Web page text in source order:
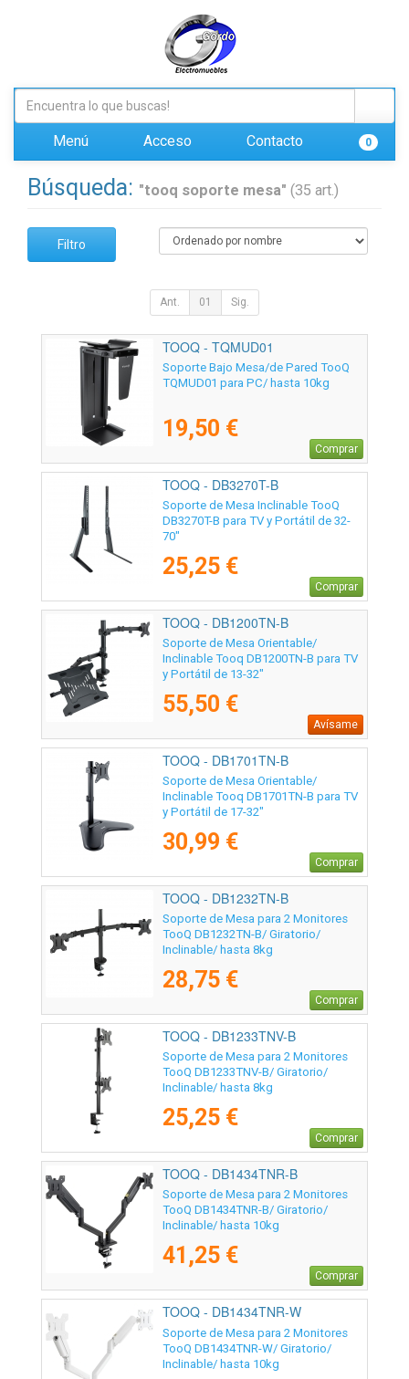
Menú Acceso Contacto 0
Búsqueda: "tooq soporte mesa" (35 art.)
Filtro
Ant. 01 Sig.
TOOQ - TQMUD01
Soporte Bajo Mesa/de Pared TooQ
TQMUD01 para PC/ hasta 10kg
19,50 €
Comprar
TOOQ - DB3270T-B
Soporte de Mesa Inclinable TooQ
DB3270T-B para TV y Portátil de 32-
70"
25,25 €
Comprar
TOOQ - DB1200TN-B
Soporte de Mesa Orientable/
Inclinable Tooq DB1200TN-B para TV
y Portátil de 13-32"
55,50 €
Avísame
TOOQ - DB1701TN-B
Soporte de Mesa Orientable/
Inclinable Tooq DB1701TN-B para TV
y Portátil de 17-32"
30,99 €
Comprar
TOOQ - DB1232TN-B
Soporte de Mesa para 2 Monitores
TooQ DB1232TN-B/ Giratorio/
Inclinable/ hasta 8kg
28,75 €
Comprar
TOOQ - DB1233TNV-B
Soporte de Mesa para 2 Monitores
TooQ DB1233TNV-B/ Giratorio/
Inclinable/ hasta 8kg
25,25 €
Comprar
TOOQ - DB1434TNR-B
Soporte de Mesa para 2 Monitores
TooQ DB1434TNR-B/ Giratorio/
Inclinable/ hasta 10kg
41,25 €
Comprar
TOOQ - DB1434TNR-W
Soporte de Mesa para 2 Monitores
TooQ DB1434TNR-W/ Giratorio/
Inclinable/ hasta 10kg